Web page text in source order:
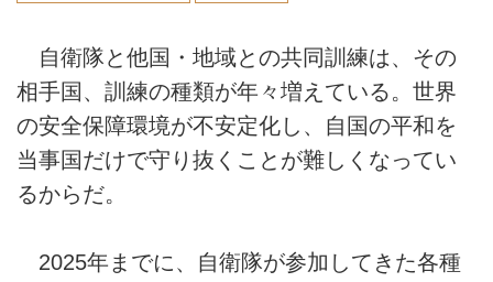
自衛隊と他国・地域との共同訓練は、その
相手国、訓練の種類が年々増えている。世界
の安全保障環境が不安定化し、自国の平和を
当事国だけで守り抜くことが難しくなってい
るからだ。
2025年までに、自衛隊が参加してきた各種